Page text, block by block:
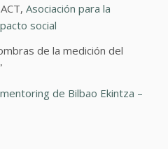
Asociación para la
social
de la medición del
de Bilbao Ekintza –